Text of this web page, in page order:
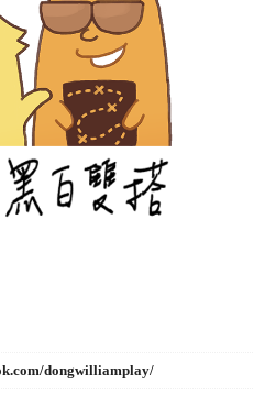
dongwilliamplay/